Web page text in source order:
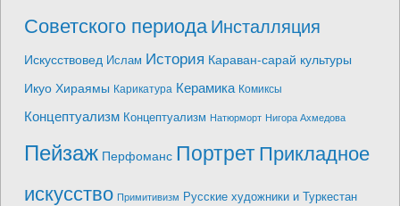
Советского периодаИнсталляция
Искусствовед Ислам История Караван-сарай культуры
Икуо Хираямы Карикатура Керамика Комиксы
Концептуализм Концептуализм Натюрморт Нигора Ахмедова
Пейзаж Перфоманс ПортретПрикладное
искусство Примитивизм Русские художники и Туркестан